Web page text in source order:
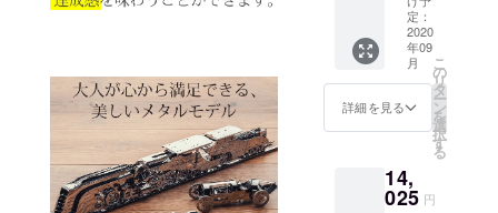
予定価
11,000
円(税込)
の
15%OF
F 9,350
円(税込)
定：
2020
年09
月
詳細を見る
こ
の
リ
タ
ー
ン
を
選
択
す
る
14,
025 円